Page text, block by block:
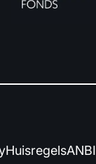
HuisregelsANBI